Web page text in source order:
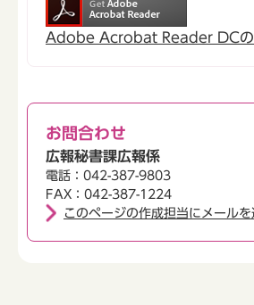
Adobe Acrobat Reader DCの
お問合わせ
広報秘書課広報係
電話：042-387-9803
FAX：042-387-1224
このページの作成担当にメールを